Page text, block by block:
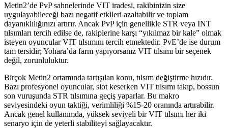
Metin2’de PvP sahnelerinde VIT iradesi, rakibinizin size
uygulayabileceği bazı negatif etkileri azaltabilir ve toplam
dayanıklılığınızı artırır. Ancak PvP için genellikle STR veya INT
tılsımları tercih edilse de, rakiplerine karşı “yıkılmaz bir kale” olmak
isteyen oyuncular VIT tılsımını tercih etmektedir. PvE’de ise durum
tam tersidir; Yohara’da farm yapıyorsanız VIT tılsımı bir seçenek
değil, zorunluluktur.
Birçok Metin2 ortamında tartışılan konu, tılsım değiştirme hızıdır.
Bazı profesyonel oyuncular, slot keserken VIT tılsımı takıp, bossun
son vuruşunda STR tılsımına geçiş yaparlar. Bu makro
seviyesindeki oyun taktiği, verimliliği %15-20 oranında artırabilir.
Ancak genel kullanımda, yüksek seviyeli bir VIT tılsımı her iki
senaryo için de yeterli stabiliteyi sağlayacaktır.